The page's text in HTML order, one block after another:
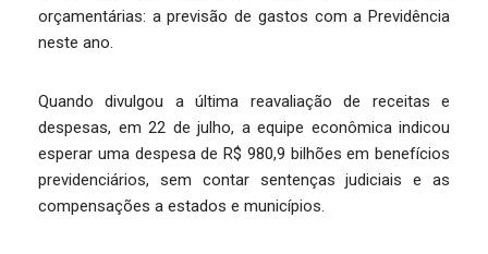
orçamentárias: a previsão de gastos com a Previdência
neste ano.
Quando divulgou a última reavaliação de receitas e
despesas, em 22 de julho, a equipe econômica indicou
esperar uma despesa de R$ 980,9 bilhões em benefícios
previdenciários, sem contar sentenças judiciais e as
compensações a estados e municípios.